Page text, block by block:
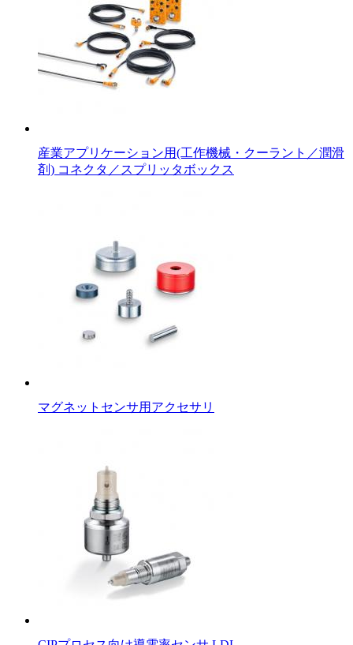
産業アプリケーション用(工作機械・クーラント／潤滑
剤) コネクタ／スプリッタボックス
マグネットセンサ用アクセサリ